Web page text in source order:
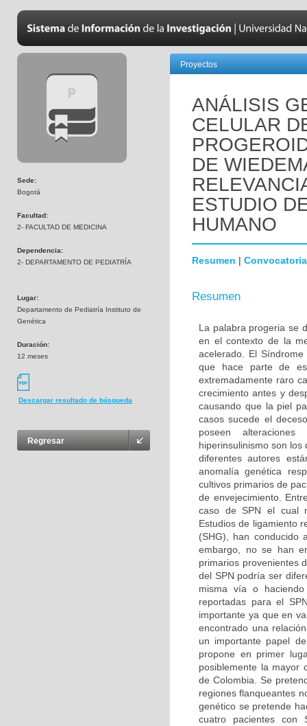
Sede:
Bogotá
Facultad:
2- FACULTAD DE MEDICINA
Dependencia:
2- DEPARTAMENTO DE PEDIATRÍA
Lugar:
Departamento de Pediatría Instituto de
Genética
Duración:
12 meses
Descargar resultado de búsqueda
Regresar
Proyectos
ANÁLISIS
CELULAR
DE
ESTUDIO
HUMANO
Resumen | Convocatoria
Resumen
La palabra progeria se
en el contexto de la
acelerado. El
que hace parte de
extremadamente raro
crecimiento antes y
causando que la piel
casos sucede el
poseen alteraciones
hiperinsulinismo son
diferentes autores
anomalía genética
cultivos primarios de
de envejecimiento.
caso de SPN el cual
Estudios de ligamiento
(SHG), han conducido
embargo, no se han
primarios provenientes
del SPN podría ser
misma vía o
reportadas para el
importante ya que en
encontrado una
un importante papel
propone en primer
posiblemente la mayor
de Colombia. Se
regiones flanqueantes
genético se pretende
cuatro pacientes con